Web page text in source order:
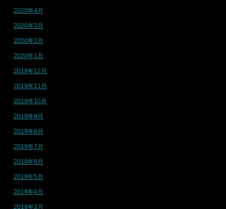
2020年4月
2020年3月
2020年2月
2020年1月
2019年12月
2019年11月
2019年10月
2019年9月
2019年8月
2019年7月
2019年6月
2019年5月
2019年4月
2019年3月